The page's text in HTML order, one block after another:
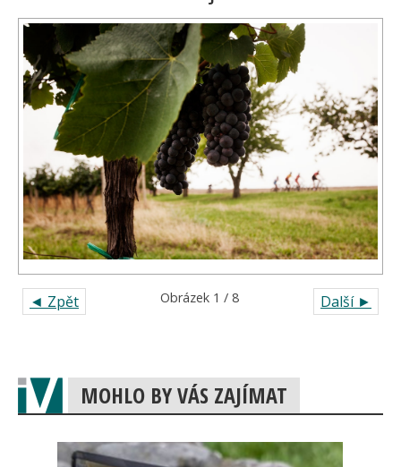
◄ Zpět Další ►
Obrázek 1 / 8
MOHLO BY VÁS ZAJÍMAT